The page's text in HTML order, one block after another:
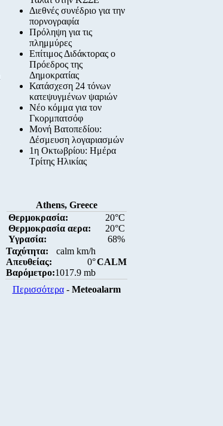
Διεθνές συνέδριο για την
πορνογραφία
Πρόληψη για τις
πλημμύρες
Επίτιμος Διδάκτορας ο
Πρόεδρος της
Δημοκρατίας
Κατάσχεση 24 τόνων
κατεψυγμένων ψαριών
Νέο κόμμα για τον
Γκορμπατσόφ
Μονή Βατοπεδίου:
Δέσμευση λογαριασμών
1η Οκτωβρίου: Ημέρα
Τρίτης Ηλικίας
Athens, Greece
Θερμοκρασία:
20°C
Θερμοκρασία αερα:
20°C
Υγρασία:
68%
Ταχύτητα:
calm km/h
Απευθείας:
0°
Βαρόμετρο:1017.9 mb
CALM
Περισσότερα- Meteoalarm